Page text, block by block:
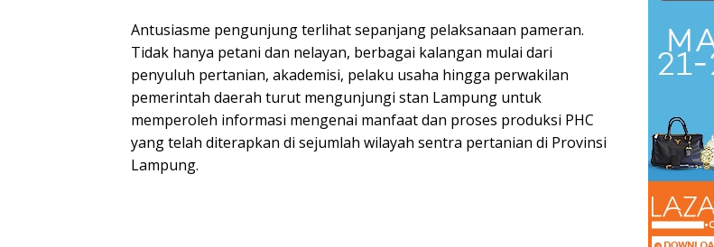
Antusiasme pengunjung terlihat sepanjang pelaksanaan pameran.
Tidak hanya petani dan nelayan, berbagai kalangan mulai dari
penyuluh pertanian, akademisi, pelaku usaha hingga perwakilan
pemerintah daerah turut mengunjungi stan Lampung untuk
memperoleh informasi mengenai manfaat dan proses produksi PHC
yang telah diterapkan di sejumlah wilayah sentra pertanian di Provinsi
Lampung.